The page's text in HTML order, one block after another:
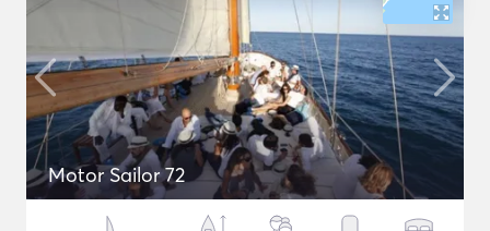
Motor Sailor 72